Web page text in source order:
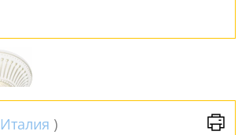
Италия )